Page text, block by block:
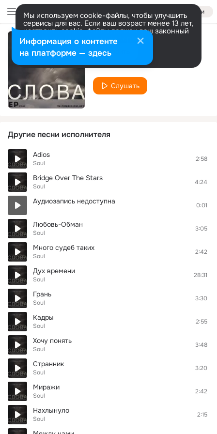
Войти
Мы используем cookie-файлы, чтобы улучшить
сервисы для вас. Если ваш возраст менее 13 лет,
настроить cookie-файлы должен ваш законный
представитель. Больше информации
Разрешить все Настроить
ЕР vol1
Soul
Слушать
Другие песни исполнителя
Adios
Soul
2:58
Bridge Over The Stars
Soul
4:24
Аудиозапись недоступна 0:01
Любовь-Обман
Soul
3:05
Много судеб таких
Soul
2:42
Дух времени
Soul
28:31
Грань
Soul
3:30
Кадры
Soul
2:55
Хочу понять
Soul
3:48
Странник
Soul
3:20
Миражи
Soul
2:42
Нахлынуло
Soul
2:15
Информация о контенте
на платформе — здесь